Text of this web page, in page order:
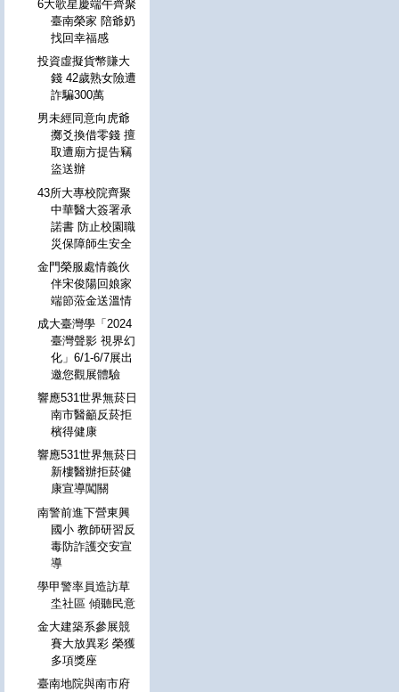
6大歌星慶端午齊聚
臺南榮家 陪爺奶
找回幸福感
投資虛擬貨幣賺大
錢 42歲熟女險遭
詐騙300萬
男未經同意向虎爺
擲爻換借零錢 擅
取遭廟方提告竊
盜送辦
43所大專校院齊聚
中華醫大簽署承
諾書 防止校園職
災保障師生安全
金門榮服處情義伙
伴宋俊陽回娘家
端節蒞金送溫情
成大臺灣學「2024
臺灣聲影 視界幻
化」6/1-6/7展出
邀您觀展體驗
響應531世界無菸日
南市醫籲反菸拒
檳得健康
響應531世界無菸日
新樓醫辦拒菸健
康宣導闖關
南警前進下營東興
國小 教師研習反
毒防詐護交安宣
導
學甲警率員造訪草
坔社區 傾聽民意
金大建築系參展競
賽大放異彩 榮獲
多項獎座
臺南地院與南市府